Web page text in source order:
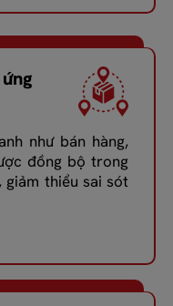
như bán hàng,
đồng bộ trong
giảm thiểu sai sót